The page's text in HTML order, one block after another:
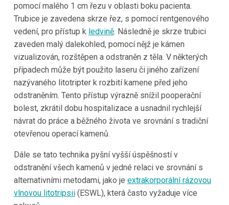
pomocí malého 1 cm řezu v oblasti boku pacienta.
Trubice je zavedena skrze řez, s pomocí rentgenového
vedení, pro přístup k ledvině. Následně je skrze trubici
zaveden malý dalekohled, pomocí nějž je kámen
vizualizován, rozštěpen a odstraněn z těla. V některých
případech může být použito laseru či jiného zařízení
nazývaného litotripter k rozbití kamene před jeho
odstraněním. Tento přístup výrazně snížil pooperační
bolest, zkrátil dobu hospitalizace a usnadnil rychlejší
návrat do práce a běžného života ve srovnání s tradiční
otevřenou operací kamenů.
Dále se tato technika pyšní vyšší úspěšností v
odstranění všech kamenů v jedné relaci ve srovnání s
alternativními metodami, jako je extrakorporální rázovou
vlnovou litotripsii(ESWL), která často vyžaduje více